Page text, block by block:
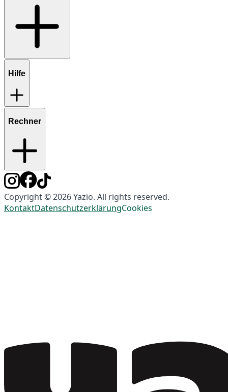
Hilfe
Rechner
Copyright © 2026 Yazio. All rights reserved.
KontaktDatenschutzerklärungCookies